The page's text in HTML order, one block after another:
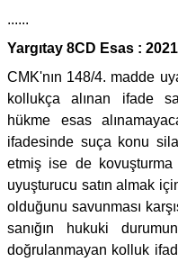
......
Yargıtay 8CD Esas :
CMK'nın 148/4. madde
kollukça alınan ifade
hükme esas
ifadesinde suça konu
etmiş ise de kovuşturma
uyuşturucu satın almak
olduğunu savunması
sanığın hukuki
doğrulanmayan kolluk